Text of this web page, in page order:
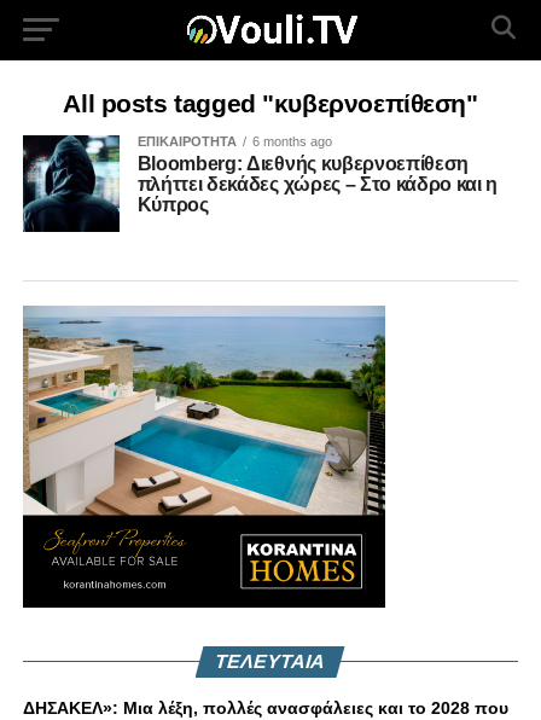
All posts tagged "κυβερνοεπίθεση"
ΕΠΙΚΑΙΡΟΤΗΤΑ 6 months ago
Bloomberg: Διεθνής κυβερνοεπίθεση
πλήττει δεκάδες χώρες – Στο κάδρο και η
Κύπρος
ΤΕΛΕΥΤΑΙΑ
ΔΗΣΑΚΕΛ»: Μια λέξη, πολλές ανασφάλειες και το 2028 που